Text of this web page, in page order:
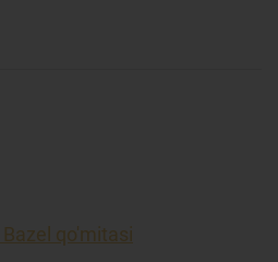
qo'mitasi